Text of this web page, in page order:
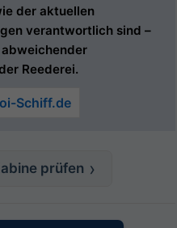
der aktuellen
verantwortlich sind –
Reederei.
Schiff.de
prüfen